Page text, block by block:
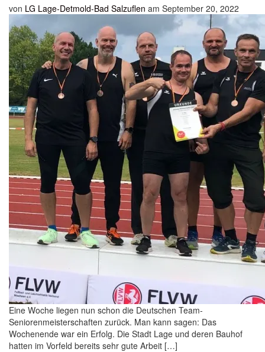
von LG Lage-Detmold-Bad Salzuflen am September 20, 2022
Eine Woche liegen nun schon die Deutschen Team-
Seniorenmeisterschaften zurück. Man kann sagen: Das
Wochenende war ein Erfolg. Die Stadt Lage und deren Bauhof
hatten im Vorfeld bereits sehr gute Arbeit […]